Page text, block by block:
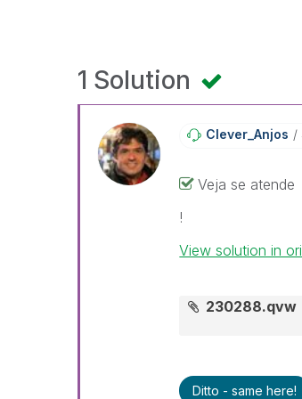
1 Solution
Clever_Anjos
Veja se atende
!
View solution in
230288.qvw
Ditto - same here!